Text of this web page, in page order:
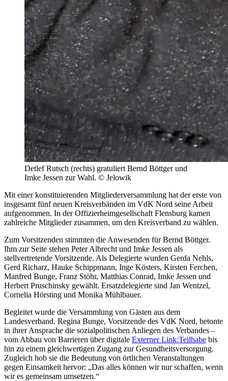
Detlef Rutsch (rechts) gratuliert Bernd Böttger und
Imke Jessen zur Wahl. © Jelowik
Mit einer konstituierenden Mitgliederversammlung hat der erste von
insgesamt fünf neuen Kreisverbänden im VdK Nord seine Arbeit
aufgenommen. In der Offizierheimgesellschaft Flensburg kamen
zahlreiche Mitglieder zusammen, um den Kreisverband zu wählen.
Zum Vorsitzenden stimmten die Anwesenden für Bernd Böttger.
Ihm zur Seite stehen Peter Albrecht und Imke Jessen als
stellvertretende Vorsitzende. Als Delegierte wurden Gerda Nehls,
Gerd Richarz, Hauke Schippmann, Inge Kösters, Kirsten Ferchen,
Manfred Bunge, Franz Stöhr, Matthias Conrad, Imke Jessen und
Herbert Pruschinsky gewählt. Ersatzdelegierte sind Jan Wentzel,
Cornelia Hörsting und Monika Mühlbauer.
Begleitet wurde die Versammlung von Gästen aus dem
Landesverband. Regina Bunge, Vorsitzende des VdK Nord, betonte
in ihrer Ansprache die sozialpolitischen Anliegen des Verbandes –
vom Abbau von Barrieren über digitale Externer Link:Teilhabe bis
hin zu einem gleichwertigen Zugang zur Gesundheitsversorgung.
Zugleich hob sie die Bedeutung von örtlichen Veranstaltungen
gegen Einsamkeit hervor: „Das alles können wir nur schaffen, wenn
wir es gemeinsam umsetzen.“